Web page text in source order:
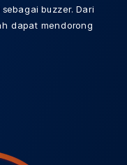
buzzer. Dari
dapat mendorong